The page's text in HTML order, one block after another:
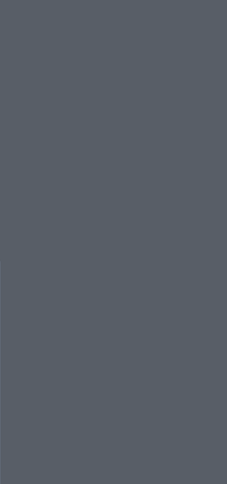
στιγμή: Ο Ντε Πολ σκόραρε